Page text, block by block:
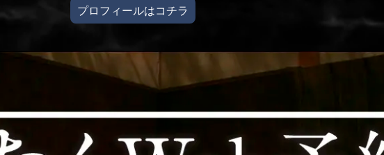
プロフィールはコチラ